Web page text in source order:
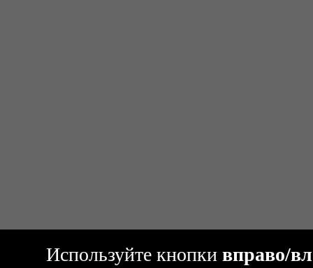
Используйте кнопки вправо/